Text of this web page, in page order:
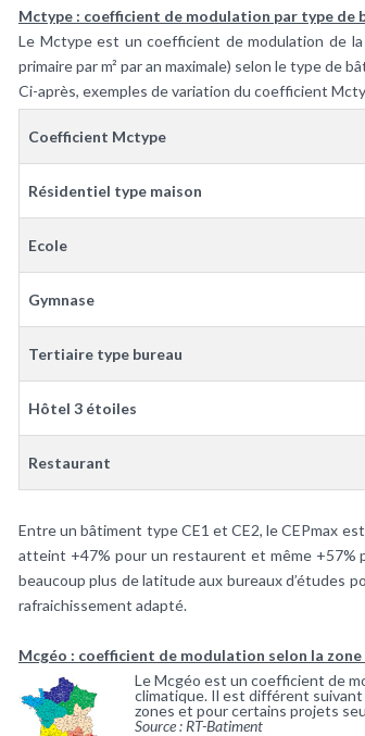
Mctype : coefficient de modulation par type de
Le Mctype est un coefficient de modulation de
primaire par m² par an maximale) selon le type de
Ci-après, exemples de variation du coefficient
Coefficient Mctype
Résidentiel type maison
Ecole
Gymnase
Tertiaire type bureau
Hôtel 3 étoiles
Restaurant
Entre un bâtiment type CE1 et CE2, le CEPmax
atteint +47% pour un restaurent et même +57%
beaucoup plus de latitude aux bureaux d’études
rafraichissement adapté.
Mcgéo : coefficient de modulation selon la
Le Mcgéo est un coefficient de
climatique. Il est différent
zones et pour certains projets
Source : RT-Batiment